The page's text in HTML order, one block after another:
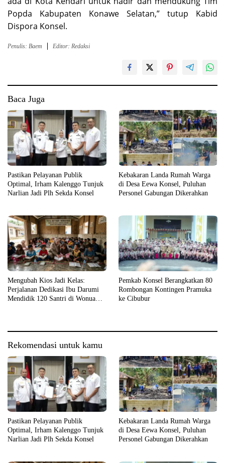
Popda Kabupaten Konawe Selatan,” tutup Kabid
Dispora Konsel.
Penulis: Baem Editor: Redaksi
Baca Juga
Pastikan Pelayanan Publik
Optimal, Irham Kalenggo Tunjuk
Narlian Jadi Plh Sekda Konsel
Kebakaran Landa Rumah Warga
di Desa Eewa Konsel, Puluhan
Personel Gabungan Dikerahkan
Mengubah Kios Jadi Kelas:
Perjalanan Dedikasi Ibu Darumi
Mendidik 120 Santri di Wonua
Pemkab Konsel Berangkatkan 80
Rombongan Kontingen Pramuka
ke Cibubur
Rekomendasi untuk kamu
Pastikan Pelayanan Publik
Optimal, Irham Kalenggo Tunjuk
Narlian Jadi Plh Sekda Konsel
Kebakaran Landa Rumah Warga
di Desa Eewa Konsel, Puluhan
Personel Gabungan Dikerahkan